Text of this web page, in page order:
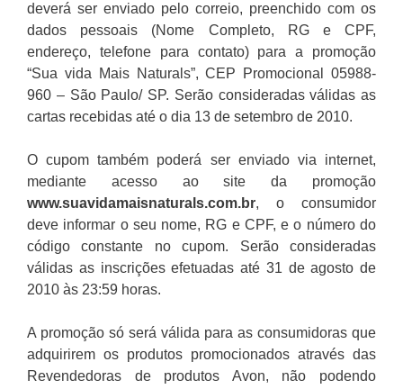
deverá ser enviado pelo correio, preenchido com os
dados pessoais (Nome Completo, RG e CPF,
endereço, telefone para contato) para a promoção
“Sua vida Mais Naturals”, CEP Promocional 05988-
960 – São Paulo/ SP. Serão consideradas válidas as
cartas recebidas até o dia 13 de setembro de 2010.
O cupom também poderá ser enviado via internet,
mediante acesso ao site da promoção
www.suavidamaisnaturals.com.br, o consumidor
deve informar o seu nome, RG e CPF, e o número do
código constante no cupom. Serão consideradas
válidas as inscrições efetuadas até 31 de agosto de
2010 às 23:59 horas.
A promoção só será válida para as consumidoras que
adquirirem os produtos promocionados através das
Revendedoras de produtos Avon, não podendo